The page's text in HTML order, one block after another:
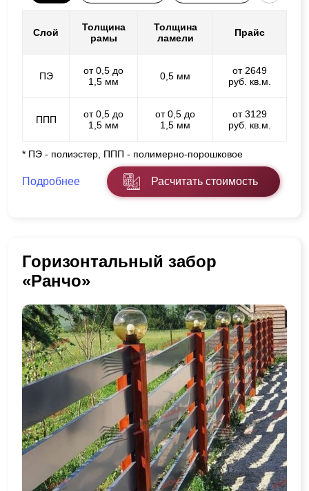
Слой
Толщина
рамы
Толщина
ламели
Прайс
ПЭ
от 0,5 до
1,5 мм
0,5 мм
от 2649
руб. кв.м.
ППП
от 0,5 до
1,5 мм
от 0,5 до
1,5 мм
от 3129
руб. кв.м.
* ПЭ - полиэстер, ППП - полимерно-порошковое
Подробнее Расчитать стоимость
Горизонтальный забор
«Ранчо»